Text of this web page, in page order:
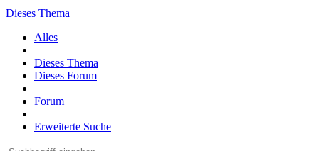
Dieses Thema
Alles
Dieses Thema
Dieses Forum
Forum
Erweiterte Suche